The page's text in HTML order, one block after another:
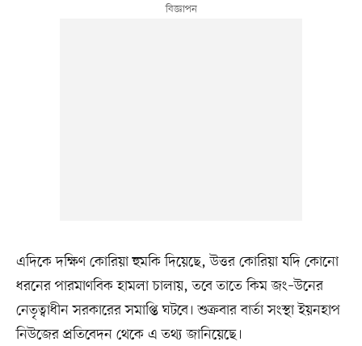
এদিকে দক্ষিণ কোরিয়া হুমকি দিয়েছে, উত্তর কোরিয়া যদি কোনো
ধরনের পারমাণবিক হামলা চালায়, তবে তাতে কিম জং–উনের
নেতৃত্বাধীন সরকারের সমাপ্তি ঘটবে। শুক্রবার বার্তা সংস্থা ইয়নহাপ
নিউজের প্রতিবেদন থেকে এ তথ্য জানিয়েছে।